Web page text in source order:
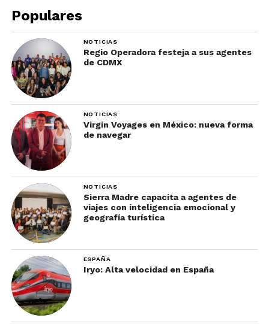
Populares
NOTICIAS
Regio Operadora festeja a sus agentes
de CDMX
NOTICIAS
Virgin Voyages en México: nueva forma
de navegar
NOTICIAS
Sierra Madre capacita a agentes de
viajes con inteligencia emocional y
geografía turística
ESPAÑA
Iryo: Alta velocidad en España